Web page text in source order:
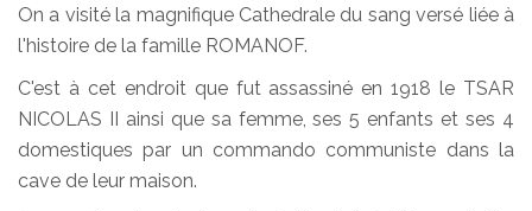
On a visité la magnifique Cathedrale du sang versé liée à
l'histoire de la famille ROMANOF.
C'est à cet endroit que fut assassiné en 1918 le TSAR
NICOLAS II ainsi que sa femme, ses 5 enfants et ses 4
domestiques par un commando communiste dans la
cave de leur maison.